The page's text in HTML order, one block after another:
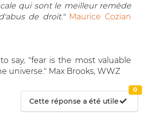
qui sont le meilleur remède
de droit." Maurice Cozian
say, "fear is the most valuable
universe." Max Brooks, WWZ
Cette réponse a été utile
0